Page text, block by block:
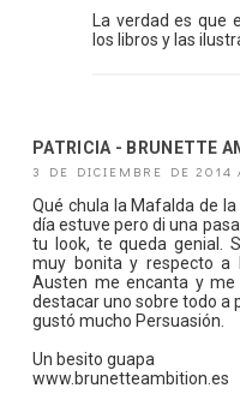
La verdad es que
los libros y las
PATRICIA - BRUNETTE
3 DE DICIEMBRE DE 2014
Qué chula la Mafalda de
día estuve pero di una
tu look, te queda genial.
muy bonita y respecto a
Austen me encanta y me
destacar uno sobre todo a
gustó mucho Persuasión.
Un besito guapa
www.brunetteambition.es